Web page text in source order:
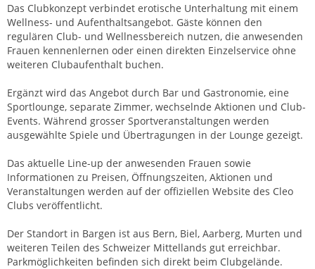
Das Clubkonzept verbindet erotische Unterhaltung mit einem
Wellness- und Aufenthaltsangebot. Gäste können den
regulären Club- und Wellnessbereich nutzen, die anwesenden
Frauen kennenlernen oder einen direkten Einzelservice ohne
weiteren Clubaufenthalt buchen.
Ergänzt wird das Angebot durch Bar und Gastronomie, eine
Sportlounge, separate Zimmer, wechselnde Aktionen und Club-
Events. Während grosser Sportveranstaltungen werden
ausgewählte Spiele und Übertragungen in der Lounge gezeigt.
Das aktuelle Line-up der anwesenden Frauen sowie
Informationen zu Preisen, Öffnungszeiten, Aktionen und
Veranstaltungen werden auf der offiziellen Website des Cleo
Clubs veröffentlicht.
Der Standort in Bargen ist aus Bern, Biel, Aarberg, Murten und
weiteren Teilen des Schweizer Mittellands gut erreichbar.
Parkmöglichkeiten befinden sich direkt beim Clubgelände.